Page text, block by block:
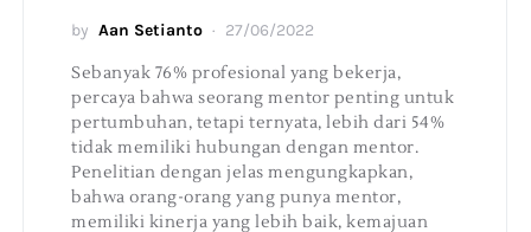
by Aan Setianto 27/06/2022
Sebanyak 76% profesional yang bekerja,
percaya bahwa seorang mentor penting untuk
pertumbuhan, tetapi ternyata, lebih dari 54%
tidak memiliki hubungan dengan mentor.
Penelitian dengan jelas mengungkapkan,
bahwa orang-orang yang punya mentor,
memiliki kinerja yang lebih baik, kemajuan